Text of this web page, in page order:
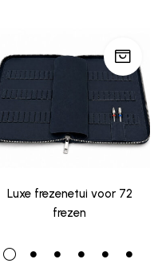
Luxe frezenetui voor 72
frezen